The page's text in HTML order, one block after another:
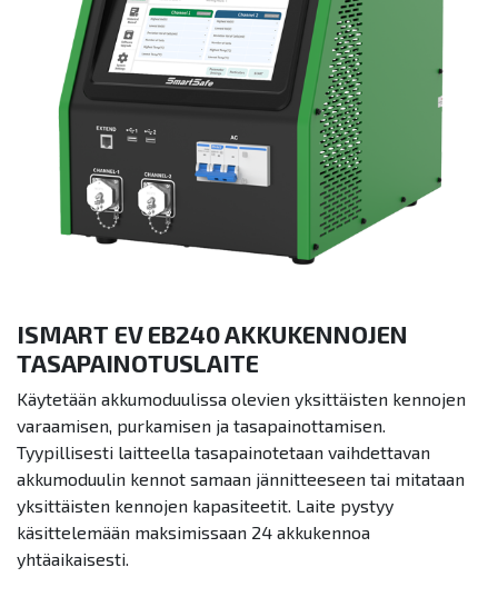
ISMART EV EB240 AKKUKENNOJEN
TASAPAINOTUSLAITE
Käytetään akkumoduulissa olevien yksittäisten kennojen
varaamisen, purkamisen ja tasapainottamisen.
Tyypillisesti laitteella tasapainotetaan vaihdettavan
akkumoduulin kennot samaan jännitteeseen tai mitataan
yksittäisten kennojen kapasiteetit. Laite pystyy
käsittelemään maksimissaan 24 akkukennoa
yhtäaikaisesti.